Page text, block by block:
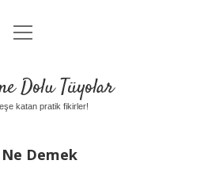
Anasayfa
Yasal Uyarı
menüyü
aç
Dolu Tüyolar
katan pratik fikirler!
Demek